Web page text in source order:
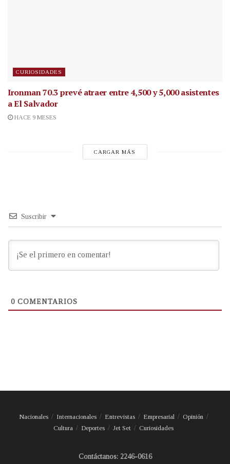
CURIOSIDADES
Ironman 70.3 prevé atraer entre 4,500 y 5,000 asistentes
a El Salvador
HACE 9 MESES
CARGAR MÁS
Suscribir
0 COMENTARIOS
Nacionales Internacionales Entrevistas Empresarial
Opinión
Cultura
Deportes Jet Set Curiosidades
Contáctanos: 2246-0616